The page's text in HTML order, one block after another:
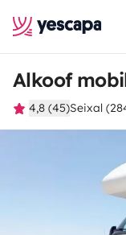
Alkoof
4,8 (45)Seixal